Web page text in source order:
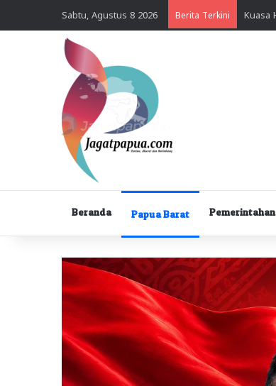
Sabtu, Agustus 8 2026 Berita Terkini
Beranda Papua Barat Pemerintahan